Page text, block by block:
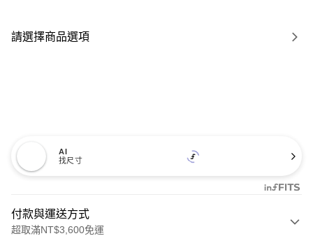
請選擇商品選項
AI
找尺寸
付款與運送方式
超取滿NT$3,600免運